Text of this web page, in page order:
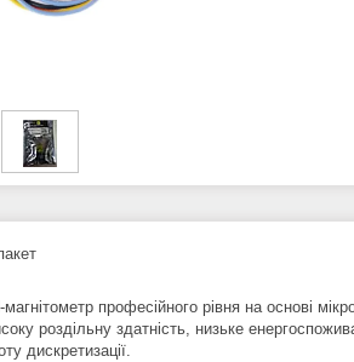
професійного рівня на основі
роздільну здатність, низьке
дискретизації.